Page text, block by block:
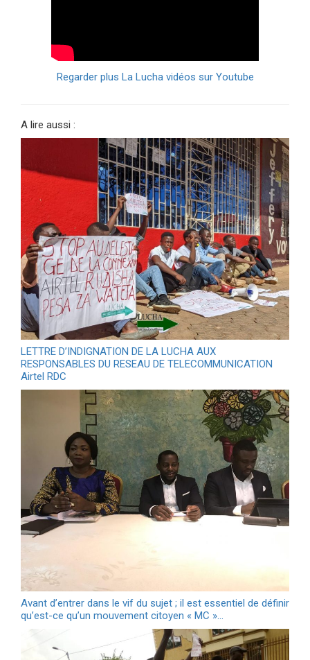
Regarder plus La Lucha vidéos sur Youtube
A lire aussi :
LETTRE D’INDIGNATION DE LA LUCHA AUX
RESPONSABLES DU RESEAU DE TELECOMMUNICATION
Airtel RDC
Avant d’entrer dans le vif du sujet ; il est essentiel de définir
qu’est-ce qu’un mouvement citoyen « MC »…